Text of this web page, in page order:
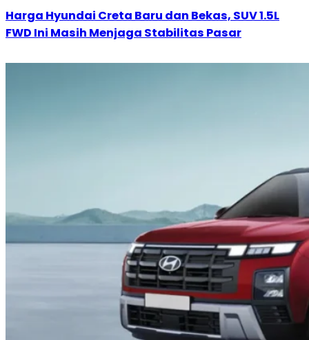
Harga Hyundai Creta Baru dan Bekas, SUV 1.5L
FWD Ini Masih Menjaga Stabilitas Pasar